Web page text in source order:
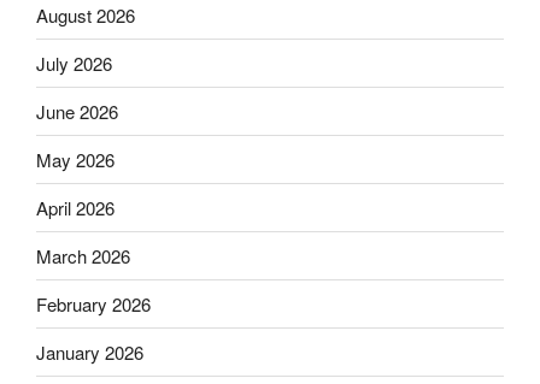
August 2026
July 2026
June 2026
May 2026
April 2026
March 2026
February 2026
January 2026